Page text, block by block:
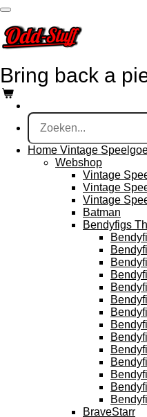
Ga
direct
naar
de
Bring back a
Home Vintage
Webshop
Vintage
Vintage
Vintage
Batman
Bendyfigs
BraveStarr